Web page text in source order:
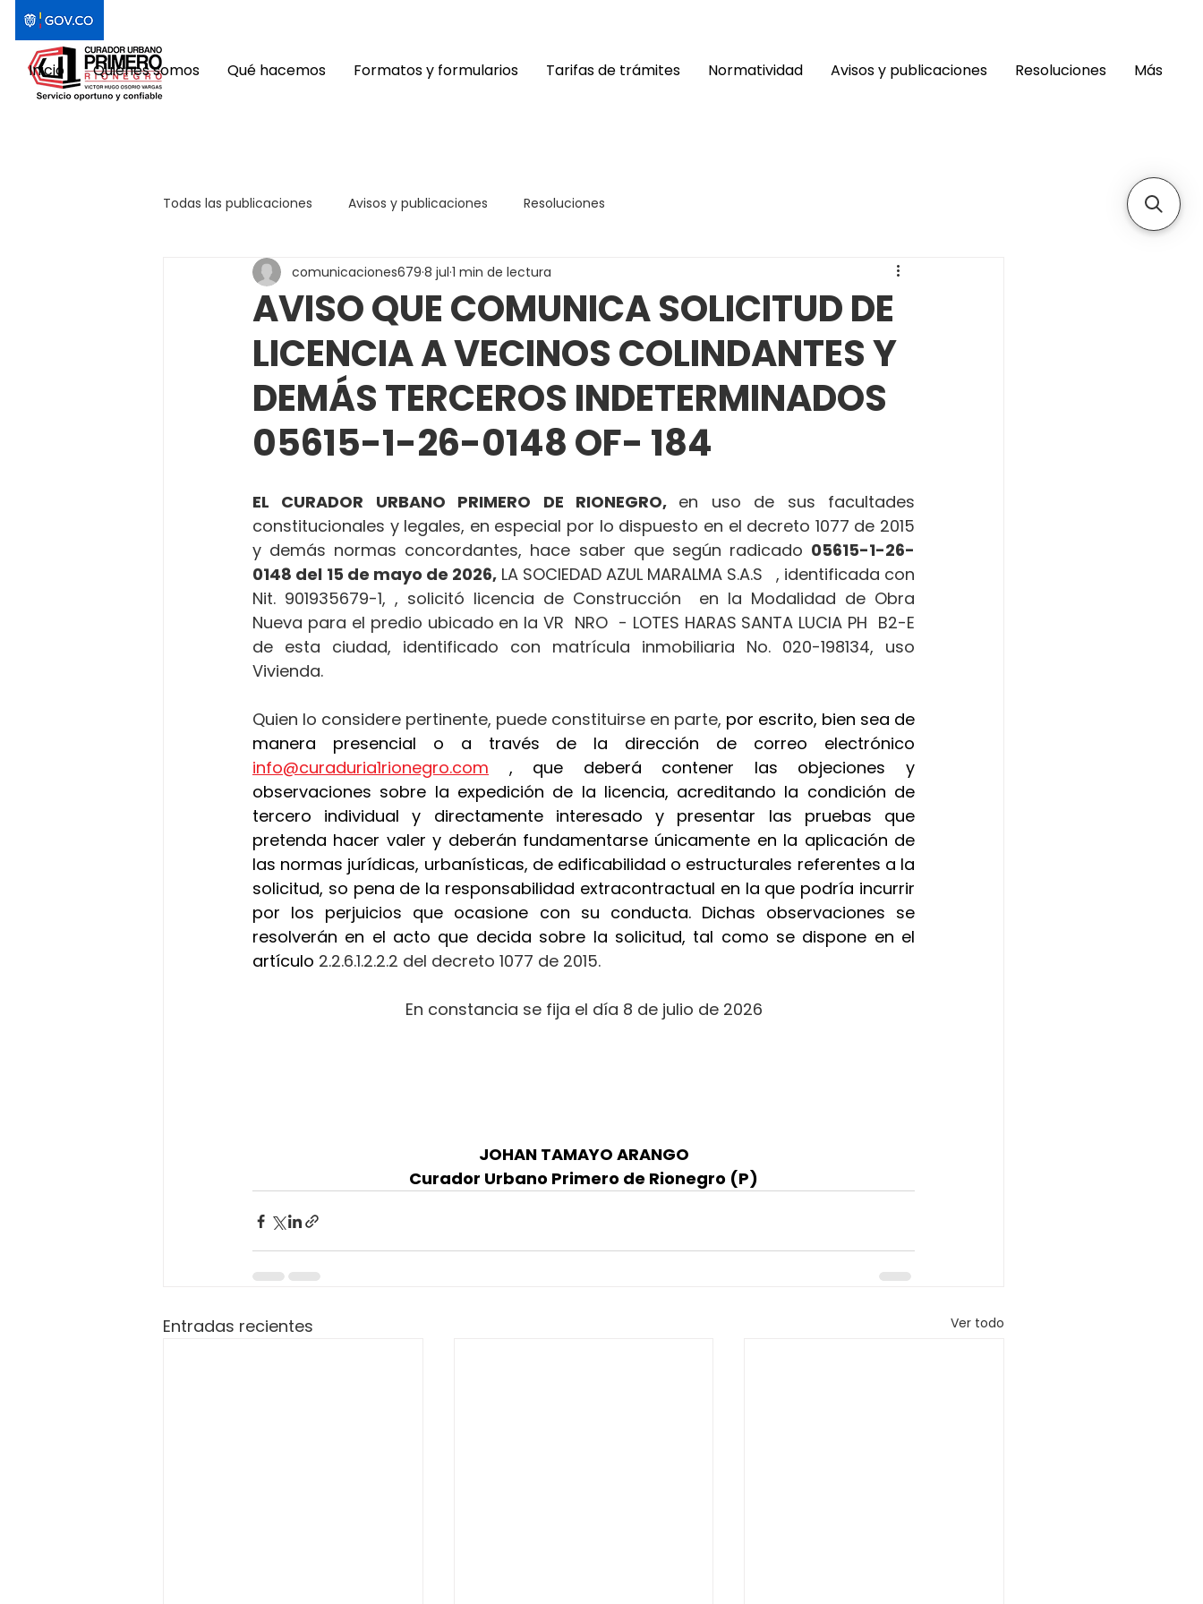
Inicio Quiénes somos Qué hacemos Formatos y formularios Tarifas de trámites Normatividad Avisos y publicaciones Resoluciones Más
Todas las publicaciones Avisos y publicaciones Resoluciones
AVISO QUE COMUNICA SOLICITUD DE
LICENCIA A VECINOS COLINDANTES Y
DEMÁS TERCEROS INDETERMINADOS
05615-1-26-0148 OF- 184
comunicaciones679 8 jul 1 min de lectura
EL CURADOR URBANO PRIMERO DE RIONEGRO, en uso de sus facultades
constitucionales y legales, en especial por lo dispuesto en el decreto 1077 de 2015
y demás normas concordantes, hace saber que según radicado 05615-1-26-
0148 del 15 de mayo de 2026, LA SOCIEDAD AZUL MARALMA S.A.S   , identificada con
Nit. 901935679-1, , solicitó licencia de Construcción  en la Modalidad de Obra
Nueva para el predio ubicado en la VR  NRO  - LOTES HARAS SANTA LUCIA PH  B2-E
de esta ciudad, identificado con matrícula inmobiliaria No. 020-198134, uso
Vivienda.
Quien lo considere pertinente, puede constituirse en parte, por escrito, bien sea de
info@curaduria1rionegro.com , que deberá contener las objeciones y
observaciones sobre la expedición de la licencia, acreditando la condición de
tercero individual y directamente interesado y presentar las pruebas que
pretenda hacer valer y deberán fundamentarse únicamente en la aplicación de
las normas jurídicas, urbanísticas, de edificabilidad o estructurales referentes a la
solicitud, so pena de la responsabilidad extracontractual en la que podría incurrir
por los perjuicios que ocasione con su conducta. Dichas observaciones se
resolverán en el acto que decida sobre la solicitud, tal como se dispone en el
artículo 2.2.6.1.2.2.2 del decreto 1077 de 2015.
En constancia se fija el día 8 de julio de 2026
JOHAN TAMAYO ARANGO
Curador Urbano Primero de Rionegro (P)
Entradas recientes Ver todo